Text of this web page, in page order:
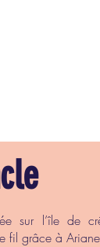
sur l’île de
fil grâce à